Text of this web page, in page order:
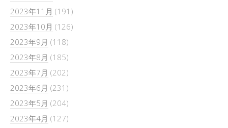
2023年11月 (191)
2023年10月 (126)
2023年9月 (118)
2023年8月 (185)
2023年7月 (202)
2023年6月 (231)
2023年5月 (204)
2023年4月 (127)